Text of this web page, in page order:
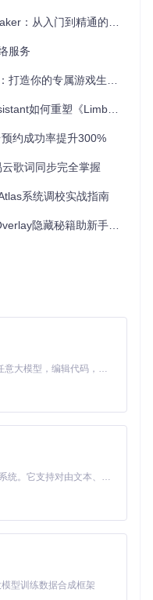
在其他应用的上层，开
米）需要在"特殊访问
成后建议重启应用验证
启通知权限。进入设置
卡通知。在应用内进
系统设置页面，找到Dail
中开启"通知访问权
请尝试重启手机后再次
常操作
从入门到精通的创意指南
服务
你的专属游戏生态系统
《Limbus Company》游戏体验
约成功率提升300%
歌词同步完全掌握
系统调校实战指南
隐藏秘籍助新手进阶封神
Claude Code 的开源替代方案。连接任意大模型，编辑代码，运行命令，自动验证 — 全自动执行。用 Rust 构建，极致性能。 ｜ An open-source alternative to Claude Code. Connect any LLM, edit code, run commands, and verify changes — autonomously. Built in Rust for speed. Get Started
MiniMax H3 是一个通用的全模态生成系统。它支持对由文本、图像、视频和音频组成的多模态上下文进行统一理解，并能生成分辨率高达 2K、时长可达 15 秒的带原生立体声音频的视频。得益于面向任务泛化的系统设计，H3 在预训练阶段就已具备广泛的多模态上下文理解与生成能力，能够出色地执行复杂的多模态指令。
型训练数据合成框架